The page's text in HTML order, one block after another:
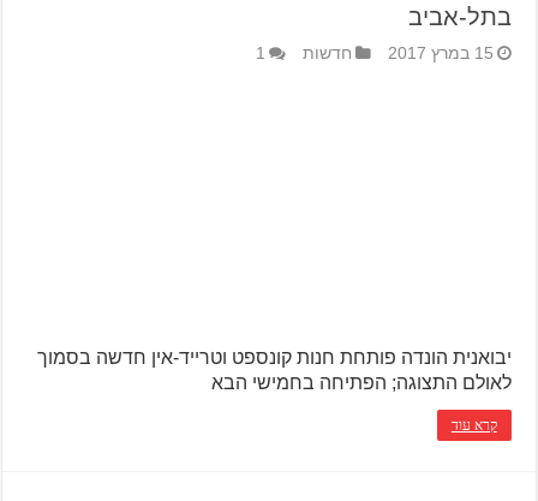
בתל-אביב
15 במרץ 2017 חדשות 1
יבואנית הונדה פותחת חנות קונספט וטרייד-אין חדשה בסמוך
לאולם התצוגה; הפתיחה בחמישי הבא
קרא עוד